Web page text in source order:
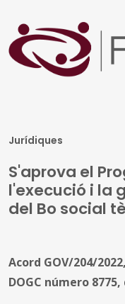
Jurídiques
S'aprova el
l'execució i la
del Bo social
Acord GOV/204/
DOGC número